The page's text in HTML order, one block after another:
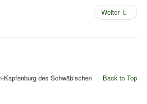
Weiter
Back to Top
Kapfenburg des Schwäbischen